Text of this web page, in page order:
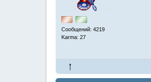
Сообщений: 4219
Karma: 27